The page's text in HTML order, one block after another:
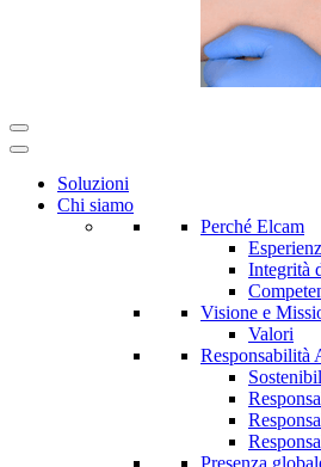
Soluzioni
Chi siamo
Perché Elcam
Integrità
Visione e
Valori
Responsabilità
Presenza